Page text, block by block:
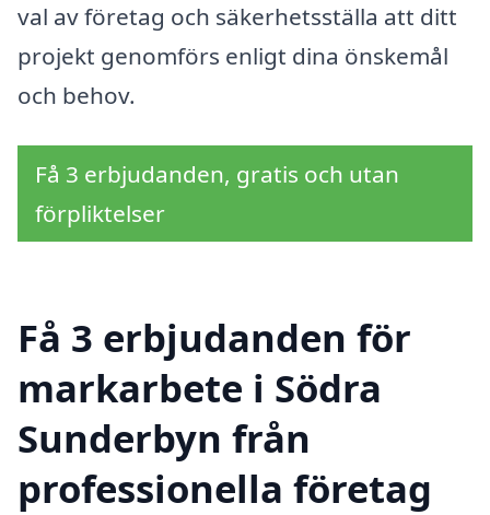
val av företag och säkerhetsställa att ditt
projekt genomförs enligt dina önskemål
och behov.
Få 3 erbjudanden, gratis och utan
förpliktelser
Få 3 erbjudanden för
markarbete i Södra
Sunderbyn från
professionella företag